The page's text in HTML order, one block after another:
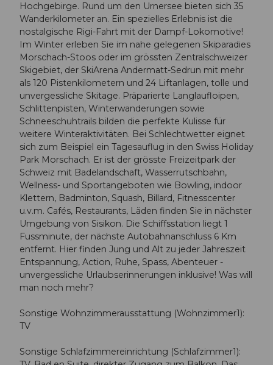
Hochgebirge. Rund um den Urnersee bieten sich 35
Wanderkilometer an. Ein spezielles Erlebnis ist die
nostalgische Rigi-Fahrt mit der Dampf-Lokomotive!
Im Winter erleben Sie im nahe gelegenen Skiparadies
Morschach-Stoos oder im grössten Zentralschweizer
Skigebiet, der SkiArena Andermatt-Sedrun mit mehr
als 120 Pistenkilometern und 24 Liftanlagen, tolle und
unvergessliche Skitage. Präparierte Langlaufloipen,
Schlittenpisten, Winterwanderungen sowie
Schneeschuhtrails bilden die perfekte Kulisse für
weitere Winteraktivitäten. Bei Schlechtwetter eignet
sich zum Beispiel ein Tagesauflug in den Swiss Holiday
Park Morschach. Er ist der grösste Freizeitpark der
Schweiz mit Badelandschaft, Wasserrutschbahn,
Wellness- und Sportangeboten wie Bowling, indoor
Klettern, Badminton, Squash, Billard, Fitnesscenter
u.v.m. Cafés, Restaurants, Läden finden Sie in nächster
Umgebung von Sisikon. Die Schiffsstation liegt 1
Fussminute, der nächste Autobahnanschluss 6 Km
entfernt. Hier finden Jung und Alt zu jeder Jahreszeit
Entspannung, Action, Ruhe, Spass, Abenteuer -
unvergessliche Urlaubserinnerungen inklusive! Was will
man noch mehr?
Sonstige Wohnzimmerausstattung (Wohnzimmer1):
TV
Sonstige Schlafzimmereinrichtung (Schlafzimmer1):